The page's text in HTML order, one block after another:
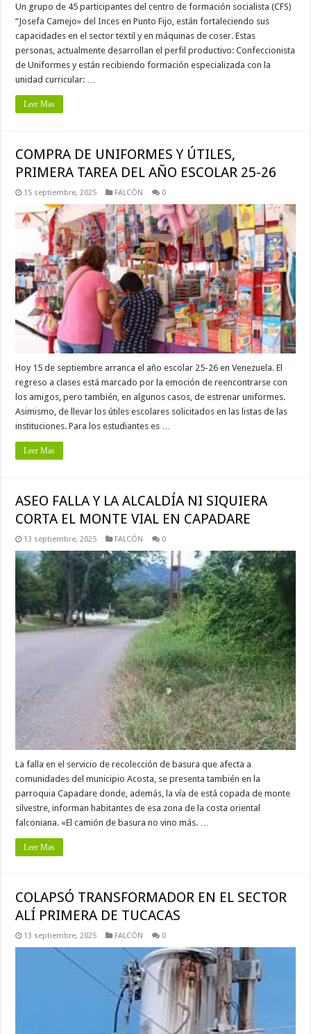
Un grupo de 45 participantes del centro de formación socialista (CFS)
“Josefa Camejo» del Inces en Punto Fijo, están fortaleciendo sus
capacidades en el sector textil y en máquinas de coser. Estas
personas, actualmente desarrollan el perfil productivo: Confeccionista
de Uniformes y están recibiendo formación especializada con la
unidad curricular: …
Leer Mas
COMPRA DE UNIFORMES Y ÚTILES,
PRIMERA TAREA DEL AÑO ESCOLAR 25-26
15 septiembre, 2025 FALCÓN 0
Hoy 15 de septiembre arranca el año escolar 25-26 en Venezuela. El
regreso a clases está marcado por la emoción de reencontrarse con
los amigos, pero también, en algunos casos, de estrenar uniformes.
Asimismo, de llevar los útiles escolares solicitados en las listas de las
instituciones. Para los estudiantes es …
Leer Mas
ASEO FALLA Y LA ALCALDÍA NI SIQUIERA
CORTA EL MONTE VIAL EN CAPADARE
13 septiembre, 2025 FALCÓN 0
La falla en el servicio de recolección de basura que afecta a
comunidades del municipio Acosta, se presenta también en la
parroquia Capadare donde, además, la vía de está copada de monte
silvestre, informan habitantes de esa zona de la costa oriental
falconiana. «El camión de basura no vino más. …
Leer Mas
COLAPSÓ TRANSFORMADOR EN EL SECTOR
ALÍ PRIMERA DE TUCACAS
13 septiembre, 2025 FALCÓN 0